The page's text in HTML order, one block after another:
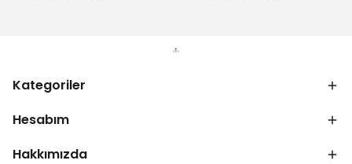
Kategoriler
Hesabım
Hakkımızda